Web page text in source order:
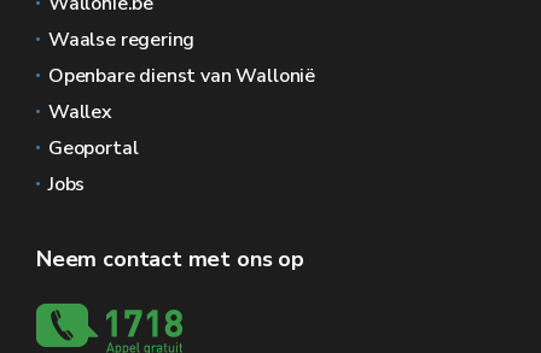
Waalse regering
Openbare dienst van Wallonië
Wallex
Geoportal
Jobs
Neem contact met ons op